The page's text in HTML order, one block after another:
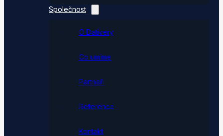
Společnost
O Dativery
Co umíme
Partneři
Reference
Kontakt